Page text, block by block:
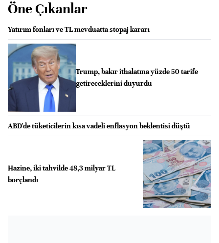
Öne Çıkanlar
Yatırım fonları ve TL mevduatta stopaj kararı
Trump, bakır ithalatına yüzde 50 tarife
getireceklerini duyurdu
ABD'de tüketicilerin kısa vadeli enflasyon beklentisi düştü
Hazine, iki tahvilde 48,3 milyar TL
borçlandı